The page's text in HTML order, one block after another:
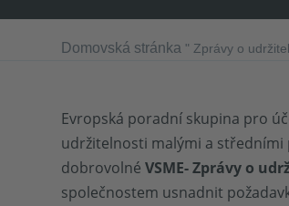
Domovská stránka " Zprávy o
Evropská poradní skupina pro
udržitelnosti malými a středními
dobrovolnéVSME-Zprávy o
společnostem usnadnit